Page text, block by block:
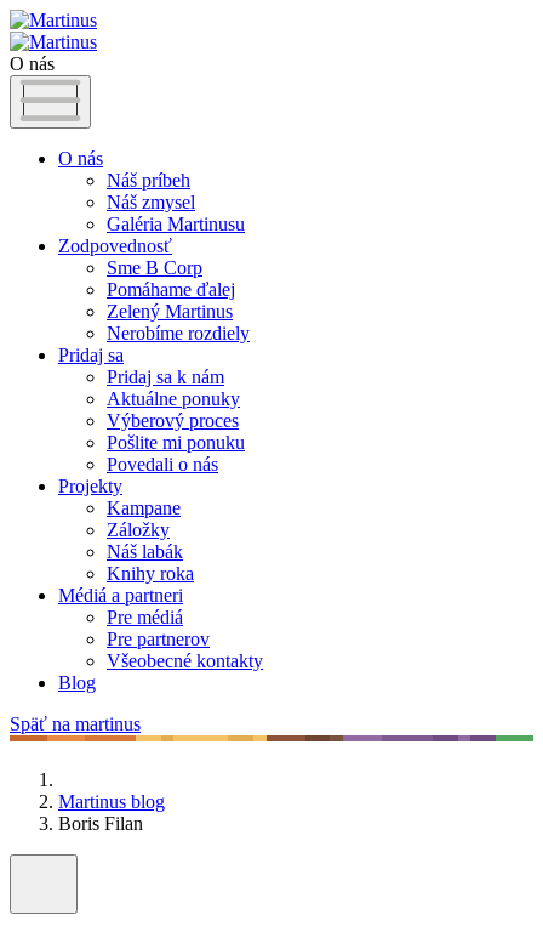
O nás
O nás
Náš príbeh
Náš zmysel
Galéria Martinusu
Zodpovednosť
Sme B Corp
Pomáhame ďalej
Zelený Martinus
Nerobíme rozdiely
Pridaj sa
Pridaj sa k nám
Aktuálne ponuky
Výberový proces
Pošlite mi ponuku
Povedali o nás
Projekty
Kampane
Záložky
Náš labák
Knihy roka
Médiá a partneri
Pre médiá
Pre partnerov
Všeobecné kontakty
Blog
Späť na martinus
Martinus blog
Boris Filan